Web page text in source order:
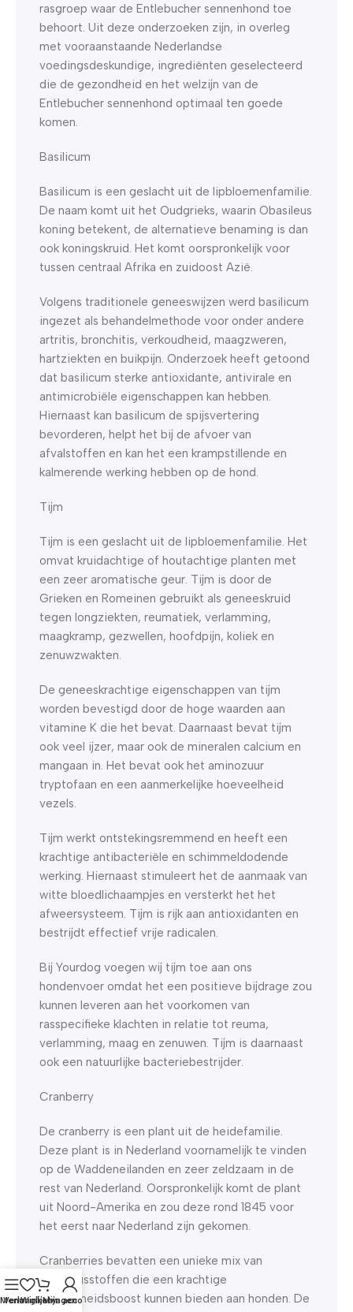
rasgroep waar de Entlebucher sennenhond toe
behoort. Uit deze onderzoeken zijn, in overleg
met vooraanstaande Nederlandse
voedingsdeskundige, ingrediënten geselecteerd
die de gezondheid en het welzijn van de
Entlebucher sennenhond optimaal ten goede
komen.
Basilicum
Basilicum is een geslacht uit de lipbloemenfamilie.
De naam komt uit het Oudgrieks, waarin Obasileus
koning betekent, de alternatieve benaming is dan
ook koningskruid. Het komt oorspronkelijk voor
tussen centraal Afrika en zuidoost Azië.
Volgens traditionele geneeswijzen werd basilicum
ingezet als behandelmethode voor onder andere
artritis, bronchitis, verkoudheid, maagzweren,
hartziekten en buikpijn. Onderzoek heeft getoond
dat basilicum sterke antioxidante, antivirale en
antimicrobiële eigenschappen kan hebben.
Hiernaast kan basilicum de spijsvertering
bevorderen, helpt het bij de afvoer van
afvalstoffen en kan het een krampstillende en
kalmerende werking hebben op de hond.
Tijm
Tijm is een geslacht uit de lipbloemenfamilie. Het
omvat kruidachtige of houtachtige planten met
een zeer aromatische geur. Tijm is door de
Grieken en Romeinen gebruikt als geneeskruid
tegen longziekten, reumatiek, verlamming,
maagkramp, gezwellen, hoofdpijn, koliek en
zenuwzwakten.
De geneeskrachtige eigenschappen van tijm
worden bevestigd door de hoge waarden aan
vitamine K die het bevat. Daarnaast bevat tijm
ook veel ijzer, maar ook de mineralen calcium en
mangaan in. Het bevat ook het aminozuur
tryptofaan en een aanmerkelijke hoeveelheid
vezels.
Tijm werkt ontstekingsremmend en heeft een
krachtige antibacteriële en schimmeldodende
werking. Hiernaast stimuleert het de aanmaak van
witte bloedlichaampjes en versterkt het het
afweersysteem. Tijm is rijk aan antioxidanten en
bestrijdt effectief vrije radicalen.
Bij Yourdog voegen wij tijm toe aan ons
hondenvoer omdat het een positieve bijdrage zou
kunnen leveren aan het voorkomen van
rasspecifieke klachten in relatie tot reuma,
verlamming, maag en zenuwen. Tijm is daarnaast
ook een natuurlijke bacteriebestrijder.
Cranberry
De cranberry is een plant uit de heidefamilie.
Deze plant is in Nederland voornamelijk te vinden
op de Waddeneilanden en zeer zeldzaam in de
rest van Nederland. Oorspronkelijk komt de plant
uit Noord-Amerika en zou deze rond 1845 voor
het eerst naar Nederland zijn gekomen.
Cranberries bevatten een unieke mix van
voedingsstoffen die een krachtige
gezondheidsboost kunnen bieden aan honden. De
Menu
Verlanglijst
Winkelwagen
Mijn account